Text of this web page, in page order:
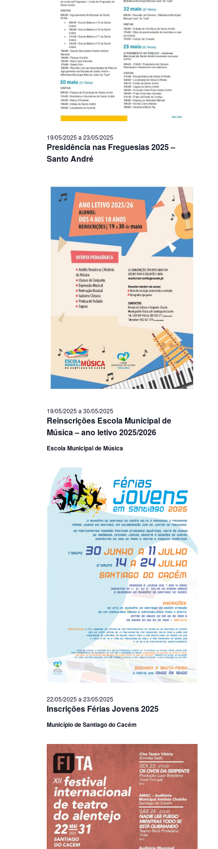
Presidência nas Freguesias 2025 –
Santo André
19/05/2025 a 23/05/2025
Reinscrições Escola Municipal de
Música – ano letivo 2025/2026
19/05/2025 a 30/05/2025
Escola Municipal de Música
Inscrições Férias Jovens 2025
22/05/2025 a 23/05/2025
Município de Santiago do Cacém